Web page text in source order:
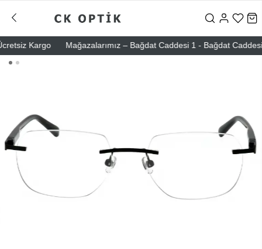
Kargo Mağazalarımız – Bağdat Caddesi 1 - Bağdat Caddesi